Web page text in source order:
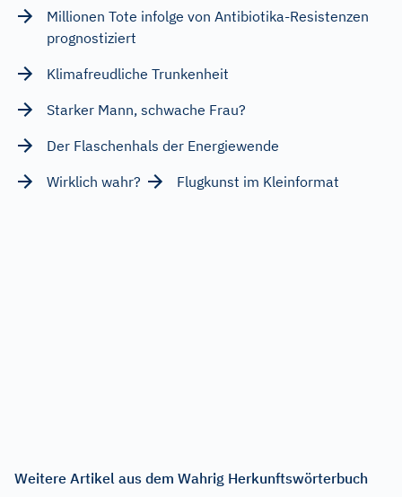
Millionen Tote infolge von Antibiotika-Resistenzen
prognostiziert
Klimafreudliche Trunkenheit
Starker Mann, schwache Frau?
Der Flaschenhals der Energiewende
Wirklich wahr?
Flugkunst im Kleinformat
Weitere Artikel aus dem Wahrig Herkunftswörterbuch